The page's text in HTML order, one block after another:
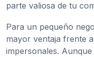
parte valiosa de tu
Para un pequeño
mayor ventaja frente
impersonales.